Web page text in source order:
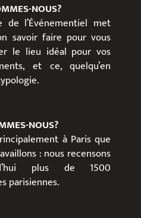
NOUS?
de l’Événementiel met
savoir faire pour vous
le lieu idéal pour vos
et ce, quelqu’en
NOUS?
à Paris que
: nous recensons
plus de 1500
parisiennes.